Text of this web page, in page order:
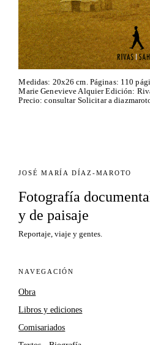
Medidas: 20x26 cm. Páginas: 110
Marie Genevieve Alquier Edición:
Precio: consultar Solicitar a
JOSÉ MARÍA DÍAZ-MAROTO
Fotografía
y de paisaje
Reportaje, viaje y gentes.
NAVEGACIÓN
Obra
Libros y ediciones
Comisariados